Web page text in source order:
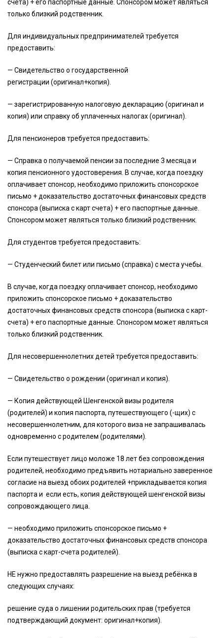
счета) + его паспортные данные. Спонсором может являться
только близкий родственник.
Для индивидуальных предпринимателей требуется
предоставить:
— Свидетельство о государственной
регистрации (оригинал+копия).
— зарегистрированную налоговую декларацию (оригинал и
копия) или справку об уплаченных налогах (оригинал).
Для пенсионеров требуется предоставить:
— Справка о получаемой пенсии за последние 3 месяца и
копия пенсионного удостоверения. В случае, когда поездку
оплачивает спонсор, необходимо приложить спонсорское
письмо + доказательство достаточных финансовых средств
спонсора (выписка с карт счета) + его паспортные данные.
Спонсором может являться только близкий родственник.
Для студентов требуется предоставить:
— Студенческий билет или письмо (справка) с места учебы.
В случае, когда поездку оплачивает спонсор, необходимо
приложить спонсорское письмо + доказательство
достаточных финансовых средств спонсора (выписка с карт-
счета) + его паспортные данные. Спонсором может являться
только близкий родственник.
Для несовершеннолетних детей требуется предоставить:
— Свидетельство о рождении (оригинал и копия).
— Копия действующей Шенгенской визы родителя
(родителей) и копия паспорта, путешествующего (-щих) с
несовершеннолетним, для которого виза не запрашивалась
одновременно с родителем (родителями).
Если путешествует лицо моложе 18 лет без сопровождения
родителей, необходимо предъявить нотариально заверенное
согласие на выезд обоих родителей +прикладывается копия
паспорта и если есть, копия действующей шенгенской визы
сопровождающего лица.
— необходимо приложить спонсорское письмо +
доказательство достаточных финансовых средств спонсора
(выписка с карт-счета родителей).
НЕ нужно предоставлять разрешение на выезд ребёнка в
следующих случаях:
решение суда о лишении родительских прав (требуется
подтверждающий документ: оригинал+копия).